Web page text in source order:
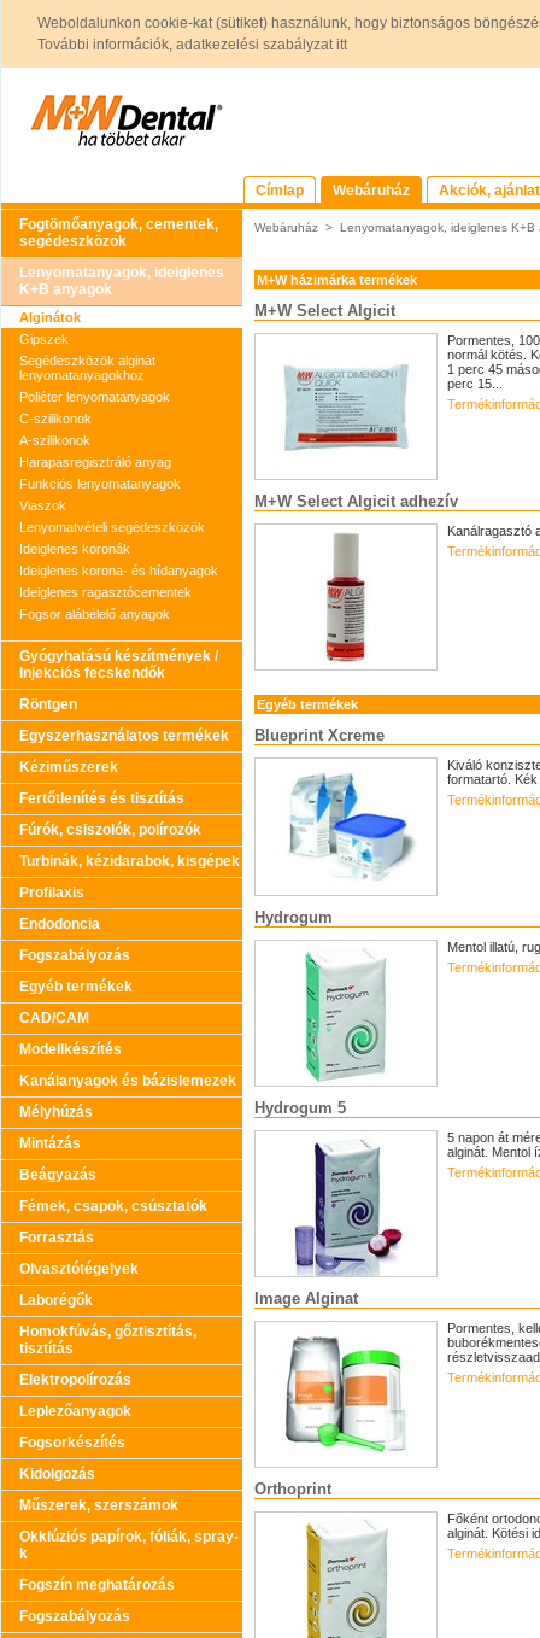
Weboldalunkon cookie-kat (sütiket) használunk, hogy biztonságos
További információk, adatkezelési szabályzat itt
Címlap Webáruház
Akciók,
Fogtömőanyagok, cementek,
segédeszközök
Lenyomatanyagok, ideiglenes
K+B anyagok
Alginátok
Gipszek
Segédeszközök alginát
lenyomatanyagokhoz
Poliéter lenyomatanyagok
C-szilikonok
A-szilikonok
Harapásregisztráló anyag
Funkciós lenyomatanyagok
Viaszok
Lenyomatvételi segédeszközök
Ideiglenes koronák
Ideiglenes korona- és hídanyagok
Ideiglenes ragasztócementek
Fogsor alábélelő anyagok
Gyógyhatású készítmények /
Injekciós fecskendők
Röntgen
Egyszerhasználatos termékek
Kéziműszerek
Fertőtlenítés és tisztítás
Fúrók, csiszolók, polírozók
Turbinák, kézidarabok, kisgépek
Profilaxis
Endodoncia
Fogszabályozás
Egyéb termékek
CAD/CAM
Modellkészítés
Kanálanyagok és bázislemezek
Mélyhúzás
Mintázás
Beágyazás
Fémek, csapok, csúsztatók
Forrasztás
Olvasztótégelyek
Laborégők
Homokfúvás, gőztisztítás,
tisztítás
Elektropolírozás
Leplezőanyagok
Fogsorkészítés
Kidolgozás
Műszerek, szerszámok
Okklúziós papírok, fóliák, spray-
k
Fogszín meghatározás
Fogszabályozás
Webáruház > Lenyomatanyagok, ideiglenes K+B
M+W házimárka termékek
M+W Select Algicit
Pormentes,
normál kötés.
1 perc 45
perc 15...
M+W Select Algicit adhezív
Kanálragasztó
Egyéb termékek
Blueprint Xcreme
Kiváló
formatartó.
Hydrogum
Mentol illatú,
Hydrogum 5
5 napon át
alginát. Mentol
Image Alginat
Pormentes,
Orthoprint
Főként
alginát. Kötési